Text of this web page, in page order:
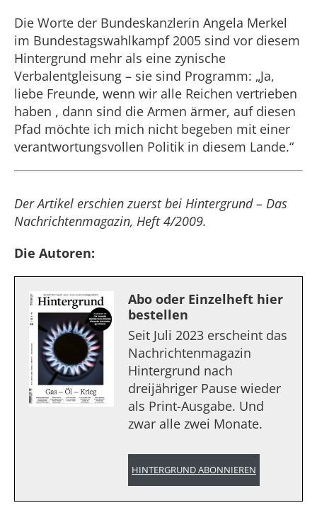
Die Worte der Bundeskanzlerin Angela Merkel
im Bundestagswahlkampf 2005 sind vor diesem
Hintergrund mehr als eine zynische
Verbalentgleisung – sie sind Programm: „Ja,
liebe Freunde, wenn wir alle Reichen vertrieben
haben , dann sind die Armen ärmer, auf diesen
Pfad möchte ich mich nicht begeben mit einer
verantwortungsvollen Politik in diesem Lande.“
Der Artikel erschien zuerst bei Hintergrund – Das
Nachrichtenmagazin, Heft 4/2009.
Die Autoren:
Abo oder Einzelheft hier
bestellen
Seit Juli 2023 erscheint das
Nachrichtenmagazin
Hintergrund nach
dreijähriger Pause wieder
als Print-Ausgabe. Und
zwar alle zwei Monate.
HINTERGRUND ABONNIEREN